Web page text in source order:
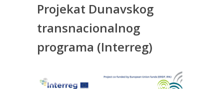
Projekat Dunavskog
transnacionalnog
programa (Interreg)